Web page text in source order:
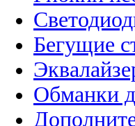
Бегущие
Обманки